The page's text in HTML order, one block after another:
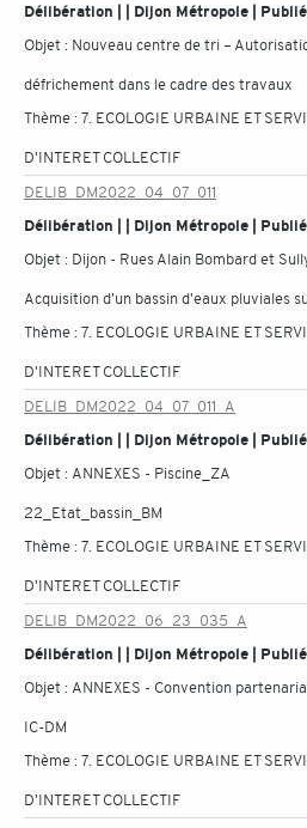
Délibération | | Dijon Métropole |
Objet : Nouveau centre de tri –
défrichement dans le cadre des travaux
Thème :7. ECOLOGIE URBAINE ET
D'INTERET COLLECTIF
DELIB_DM2022_04_07_011
Délibération | | Dijon Métropole |
Objet : Dijon - Rues Alain Bombard et
Acquisition d'un bassin d'eaux pluviales
Thème :7. ECOLOGIE URBAINE ET
D'INTERET COLLECTIF
DELIB_DM2022_04_07_011_A
Délibération | | Dijon Métropole |
Objet : ANNEXES - Piscine_ZA
22_Etat_bassin_BM
Thème :7. ECOLOGIE URBAINE ET
D'INTERET COLLECTIF
DELIB_DM2022_06_23_035_A
Délibération | | Dijon Métropole |
Objet : ANNEXES - Convention
IC-DM
Thème :7. ECOLOGIE URBAINE ET
D'INTERET COLLECTIF